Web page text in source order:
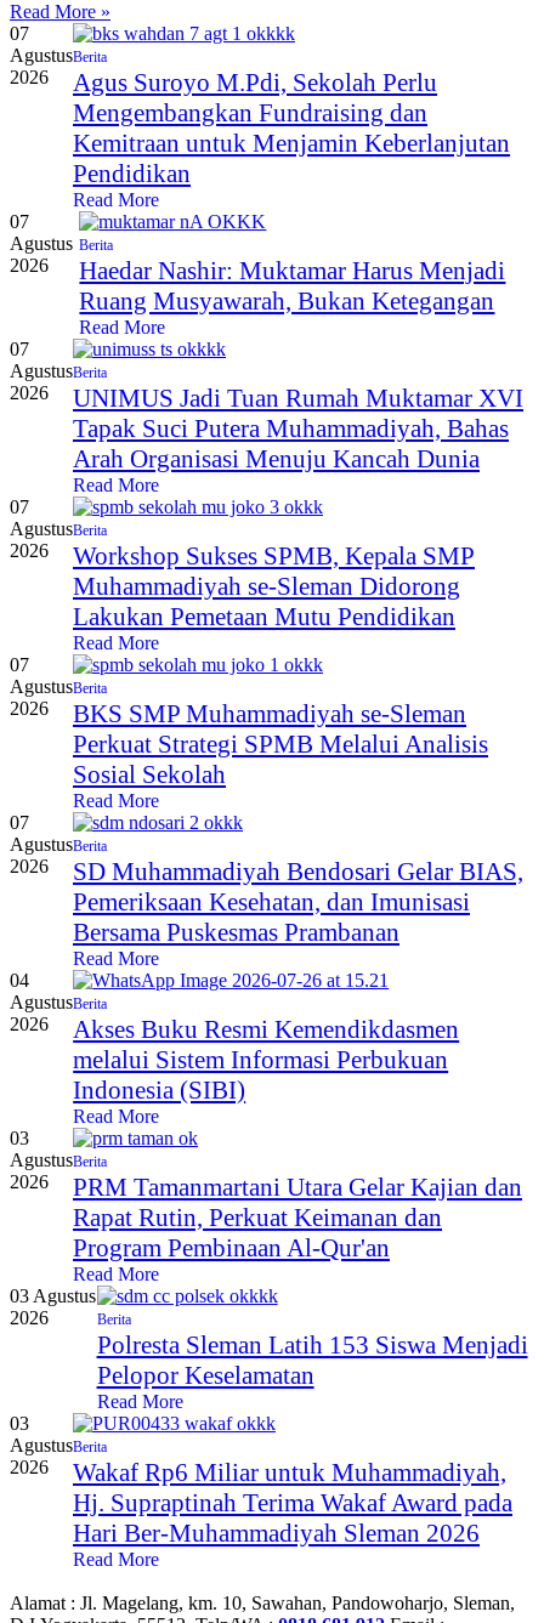
Read More »
07
Agustus
2026
Berita
Agus Suroyo M.Pdi, Sekolah Perlu
Mengembangkan Fundraising dan
Kemitraan untuk Menjamin Keberlanjutan
Pendidikan
Read More
07
Agustus
2026
Berita
Haedar Nashir: Muktamar Harus Menjadi
Ruang Musyawarah, Bukan Ketegangan
Read More
07
Agustus
2026
Berita
UNIMUS Jadi Tuan Rumah Muktamar XVI
Tapak Suci Putera Muhammadiyah, Bahas
Arah Organisasi Menuju Kancah Dunia
Read More
07
Agustus
2026
Berita
Workshop Sukses SPMB, Kepala SMP
Muhammadiyah se-Sleman Didorong
Lakukan Pemetaan Mutu Pendidikan
Read More
07
Agustus
2026
Berita
BKS SMP Muhammadiyah se-Sleman
Perkuat Strategi SPMB Melalui Analisis
Sosial Sekolah
Read More
07
Agustus
2026
Berita
SD Muhammadiyah Bendosari Gelar BIAS,
Pemeriksaan Kesehatan, dan Imunisasi
Bersama Puskesmas Prambanan
Read More
04
Agustus
2026
Berita
Akses Buku Resmi Kemendikdasmen
melalui Sistem Informasi Perbukuan
Indonesia (SIBI)
Read More
03
Agustus
2026
Berita
PRM Tamanmartani Utara Gelar Kajian dan
Rapat Rutin, Perkuat Keimanan dan
Program Pembinaan Al-Qur'an
Read More
03 Agustus
2026
Berita
Polresta Sleman Latih 153 Siswa Menjadi
Pelopor Keselamatan
Read More
03
Agustus
2026
Berita
Wakaf Rp6 Miliar untuk Muhammadiyah,
Hj. Supraptinah Terima Wakaf Award pada
Hari Ber-Muhammadiyah Sleman 2026
Read More
Alamat : Jl. Magelang, km. 10, Sawahan, Pandowoharjo, Sleman,